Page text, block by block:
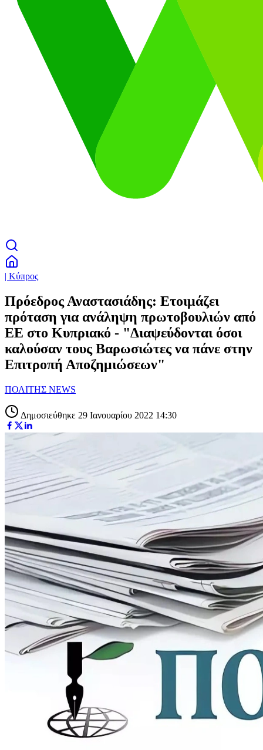
| Κύπρος
Πρόεδρος Αναστασιάδης: Ετοιμάζει
πρόταση για ανάληψη πρωτοβουλιών από
ΕΕ στο Κυπριακό - "Διαψεύδονται όσοι
καλούσαν τους Βαρωσιώτες να πάνε στην
Επιτροπή Αποζημιώσεων"
ΠΟΛΙΤΗΣ NEWS
Δημοσιεύθηκε 29 Ιανουαρίου 2022 14:30